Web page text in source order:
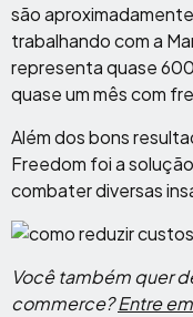
são
trabalhando com a
representa quase
quase um mês com
Além dos bons
Freedom foi a
combater diversas
Você também quer
commerce?Entre